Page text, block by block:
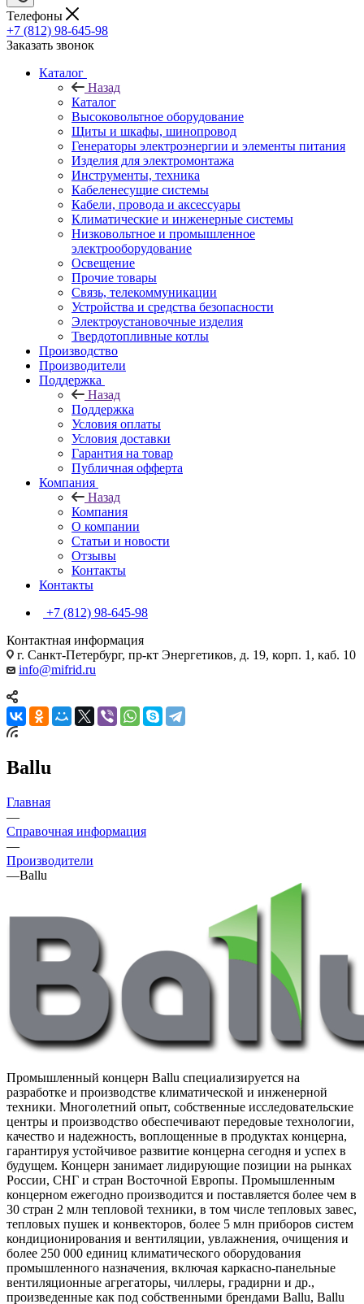
Телефоны
+7 (812) 98-645-98
Заказать звонок
Каталог
Назад
Каталог
Высоковольтное оборудование
Щиты и шкафы, шинопровод
Генераторы электроэнергии и элементы питания
Изделия для электромонтажа
Инструменты, техника
Кабеленесущие системы
Кабели, провода и аксессуары
Климатические и инженерные системы
Низковольтное и промышленное
электрооборудование
Освещение
Прочие товары
Связь, телекоммуникации
Устройства и средства безопасности
Электроустановочные изделия
Твердотопливные котлы
Производство
Производители
Поддержка
Назад
Поддержка
Условия оплаты
Условия доставки
Гарантия на товар
Публичная офферта
Компания
Назад
Компания
О компании
Статьи и новости
Отзывы
Контакты
Контакты
+7 (812) 98-645-98
Контактная информация
г. Санкт-Петербург, пр-кт Энергетиков, д. 19, корп. 1, каб. 10
info@mifrid.ru
Ballu
Главная
—
Справочная информация
—
Производители
—Ballu
Промышленный концерн Ballu специализируется на
разработке и производстве климатической и инженерной
техники. Многолетний опыт, собственные исследовательские
центры и производство обеспечивают передовые технологии,
качество и надежность, воплощенные в продуктах концерна,
гарантируя устойчивое развитие концерна сегодня и успех в
будущем. Концерн занимает лидирующие позиции на рынках
России, СНГ и стран Восточной Европы. Промышленным
концерном ежегодно производится и поставляется более чем в
30 стран 2 млн тепловой техники, в том числе тепловых завес,
тепловых пушек и конвекторов, более 5 млн приборов систем
кондиционирования и вентиляции, увлажнения, очищения и
более 250 000 единиц климатического оборудования
промышленного назначения, включая каркасно-панельные
вентиляционные агрегаторы, чиллеры, градирни и др.,
произведенные как под собственными брендами Ballu, Ballu